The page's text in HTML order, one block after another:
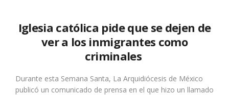
Iglesia católica pide que se dejen de
ver a los inmigrantes como
criminales
Durante esta Semana Santa, La Arquidiócesis de México
publicó un comunicado de prensa en el que hizo un llamado